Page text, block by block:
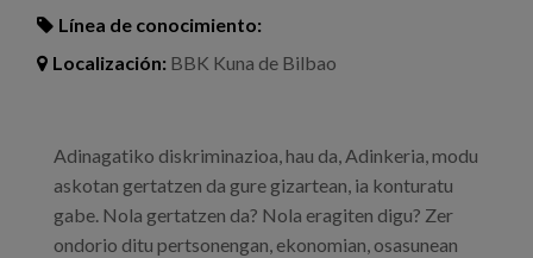
Línea de conocimiento:
Localización: BBK Kuna de Bilbao
Adinagatiko diskriminazioa, hau da, Adinkeria, modu
askotan gertatzen da gure gizartean, ia konturatu
gabe. Nola gertatzen da? Nola eragiten digu? Zer
ondorio ditu pertsonengan, ekonomian, osasunean